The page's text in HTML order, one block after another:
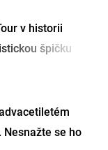
v historii
špičku
Nesnažte se ho